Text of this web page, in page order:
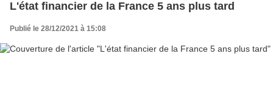
L'état financier de la France 5 ans plus tard
Publié le 28/12/2021 à 15:08